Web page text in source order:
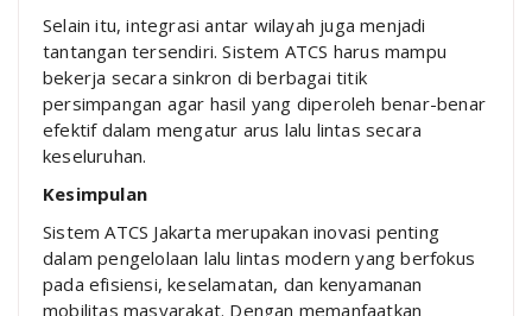
Selain itu, integrasi antar wilayah juga menjadi
tantangan tersendiri. Sistem ATCS harus mampu
bekerja secara sinkron di berbagai titik
persimpangan agar hasil yang diperoleh benar-benar
efektif dalam mengatur arus lalu lintas secara
keseluruhan.
Kesimpulan
Sistem ATCS Jakarta merupakan inovasi penting
dalam pengelolaan lalu lintas modern yang berfokus
pada efisiensi, keselamatan, dan kenyamanan
mobilitas masyarakat. Dengan memanfaatkan